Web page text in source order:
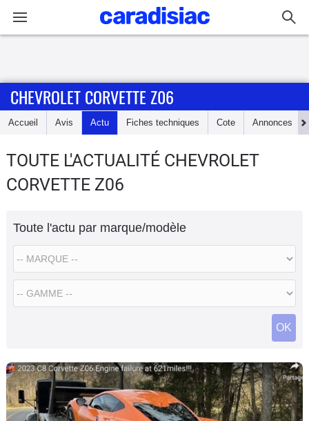
Accueil
Essais
Electriques
Utilitaires
Services
Forum
CHEVROLET CORVETTE Z06
Accueil Avis Actu Fiches techniques Cote Annonces
TOUTE L'ACTUALITÉ CHEVROLET
CORVETTE Z06
Toute l'actu par marque/modèle
OK